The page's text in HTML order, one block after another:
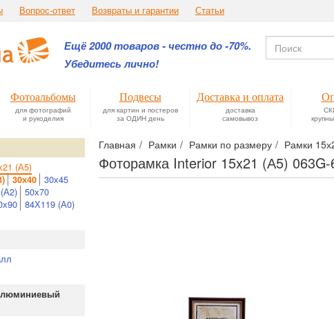
Вопрос-ответ Возвраты и гарантии Статьи
Ещё 2000 товаров - честно до -70%.
Убедитесь лично!
Фотоальбомы
для фотографий
и рукоделия
Подвесы
для картин и постеров
за ОДИН день
Доставка и оплата
доставка
самовывоз
Главная Рамки Рамки по размеру Рамки
Фоторамка Interior 15x21 (А5)
(А5)
30х40
30х45
50х70
84Х119 (А0)